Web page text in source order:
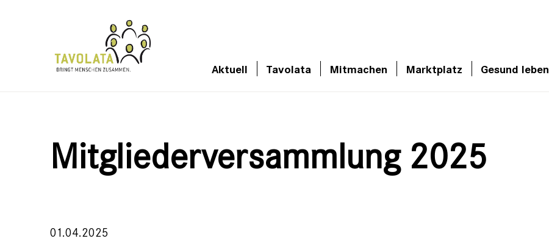
Aktuell Tavolata Mitmachen Marktplatz Gesund leben
Mitgliederversammlung 2025
01.04.2025